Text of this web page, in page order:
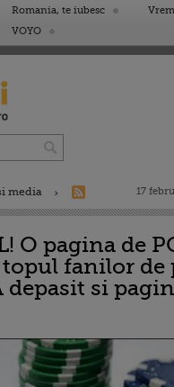
Romania, te iubesc
VOYO
media
17
O pagina de
fanilor de
depasit si